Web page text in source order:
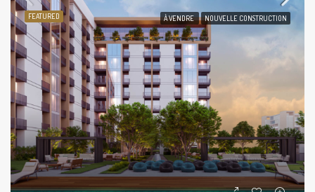
FEATURED À VENDRE NOUVELLE CONSTRUCTION